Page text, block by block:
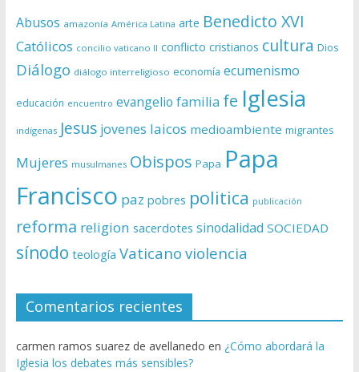
Abusos amazonía América Latina arte Benedicto XVI
Católicos concilio vaticano II conflicto cristianos cultura Dios
Diálogo diálogo interreligioso economía ecumenismo
educación encuentro evangelio familia fe Iglesia
indígenas Jesus jovenes laicos medioambiente migrantes
Mujeres musulmanes Obispos Papa Papa
Francisco paz pobres politica publicación
reforma religion sacerdotes sinodalidad SOCIEDAD
sínodo teología Vaticano violencia
Comentarios recientes
carmen ramos suarez de avellanedo en ¿Cómo abordará la
Iglesia los debates más sensibles?